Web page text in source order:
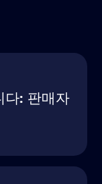
다: 판매자